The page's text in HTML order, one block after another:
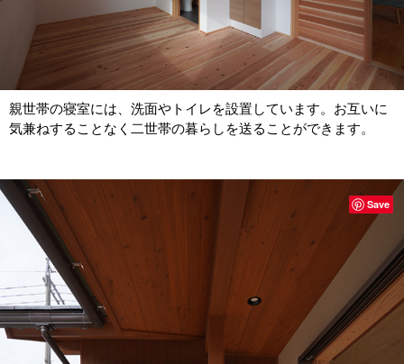
親世帯の寝室には、洗面やトイレを設置しています。お互いに
気兼ねすることなく二世帯の暮らしを送ることができます。
Save